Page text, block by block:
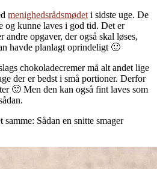
menighedsrådsmødet i sidste uge. De
og kunne laves i god tid. Det er
andre opgaver, der også skal løses,
havde planlagt oprindeligt 🙂
chokoladecremer må alt andet lige
der er bedst i små portioner. Derfor
🙂 Men den kan også fint laves som
Sådan en snitte smager